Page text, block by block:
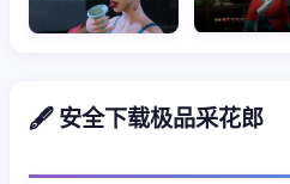
🖋️ 安全下载极品采花郎